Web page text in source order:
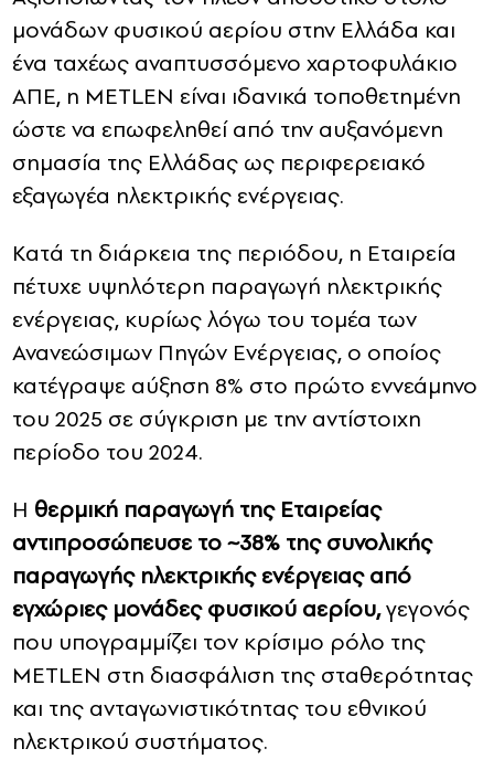
μονάδων φυσικού αερίου στην Ελλάδα και
ένα ταχέως αναπτυσσόμενο χαρτοφυλάκιο
ΑΠΕ, η METLEN είναι ιδανικά τοποθετημένη
ώστε να επωφεληθεί από την αυξανόμενη
σημασία της Ελλάδας ως περιφερειακό
εξαγωγέα ηλεκτρικής ενέργειας.
Κατά τη διάρκεια της περιόδου, η Εταιρεία
πέτυχε υψηλότερη παραγωγή ηλεκτρικής
ενέργειας, κυρίως λόγω του τομέα των
Ανανεώσιμων Πηγών Ενέργειας, ο οποίος
κατέγραψε αύξηση 8% στο πρώτο εννεάμηνο
του 2025 σε σύγκριση με την αντίστοιχη
περίοδο του 2024.
Η θερμική παραγωγή της Εταιρείας
αντιπροσώπευσε το~38% της συνολικής
παραγωγής ηλεκτρικής ενέργειας από
εγχώριες μονάδες φυσικού αερίου,γεγονός
που υπογραμμίζει τον κρίσιμο ρόλο της
METLEN στη διασφάλιση της σταθερότητας
και της ανταγωνιστικότητας του εθνικού
ηλεκτρικού συστήματος.